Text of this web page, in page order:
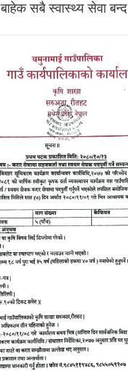
बाहेक सबै स्वास्थ्य सेवा बन्द